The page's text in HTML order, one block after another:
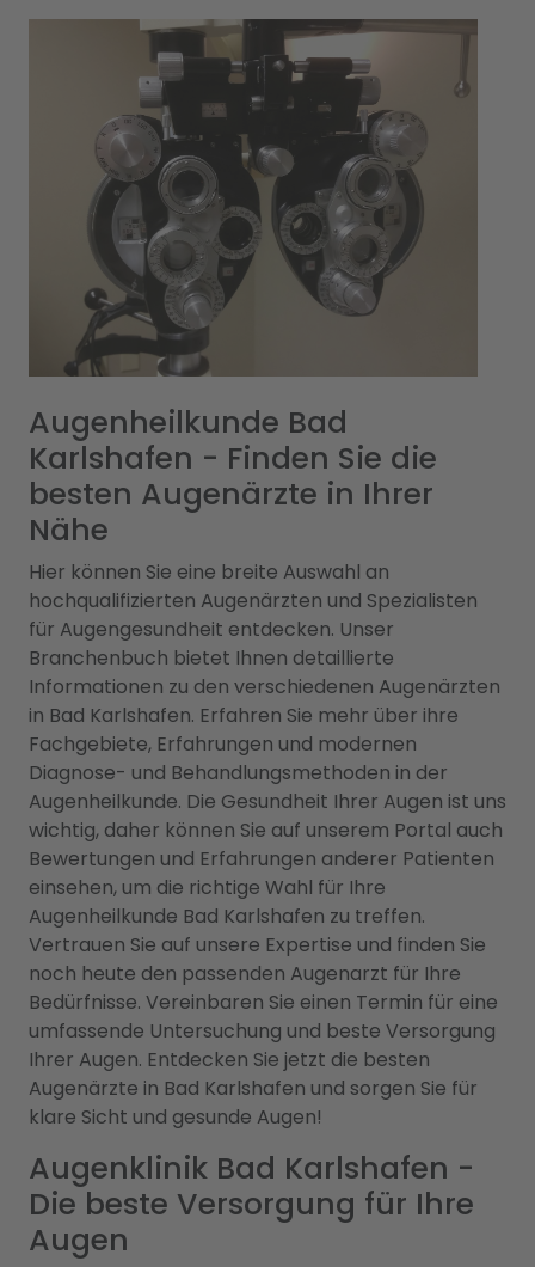
Augenheilkunde Bad
Karlshafen - Finden Sie die
besten Augenärzte in Ihrer
Nähe
Hier können Sie eine breite Auswahl an
hochqualifizierten Augenärzten und Spezialisten
für Augengesundheit entdecken. Unser
Branchenbuch bietet Ihnen detaillierte
Informationen zu den verschiedenen Augenärzten
in Bad Karlshafen. Erfahren Sie mehr über ihre
Fachgebiete, Erfahrungen und modernen
Diagnose- und Behandlungsmethoden in der
Augenheilkunde. Die Gesundheit Ihrer Augen ist uns
wichtig, daher können Sie auf unserem Portal auch
Bewertungen und Erfahrungen anderer Patienten
einsehen, um die richtige Wahl für Ihre
Augenheilkunde Bad Karlshafen zu treffen.
Vertrauen Sie auf unsere Expertise und finden Sie
noch heute den passenden Augenarzt für Ihre
Bedürfnisse. Vereinbaren Sie einen Termin für eine
umfassende Untersuchung und beste Versorgung
Ihrer Augen. Entdecken Sie jetzt die besten
Augenärzte in Bad Karlshafen und sorgen Sie für
klare Sicht und gesunde Augen!
Augenklinik Bad Karlshafen -
Die beste Versorgung für Ihre
Augen